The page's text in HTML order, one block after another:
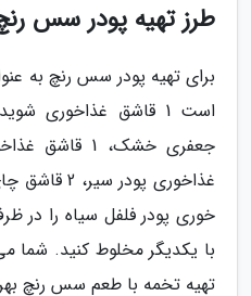
طرز تهیه پودر سس
برای تهیه پودر سس رنچ به
جعفری خشک، 1
خوری پودر فلفل سیاه را در
با یکدیگر مخلوط کنید. شما
تهیه تخمه با طعم سس رنچ